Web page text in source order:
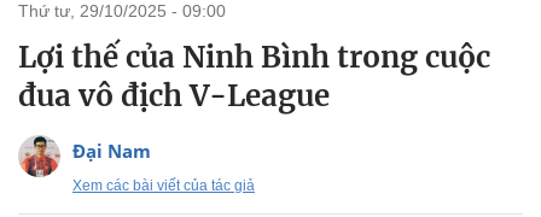
thứ tư, 29/10/2025 - 09:00
Lợi thế của Ninh Bình trong cuộc
đua vô địch V-League
Đại Nam
Xem các bài viết của tác giả